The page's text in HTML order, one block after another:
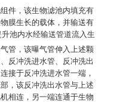
件，该生物滤池内填充有
膜生长的载体，并输送有
升池内水经输送管道流入生
管，该曝气管伸入上述颗
反冲洗进水管、反冲洗出
接于反冲洗进水管一端，
，该反冲洗出水管与上述
相连，另一端连通于生物